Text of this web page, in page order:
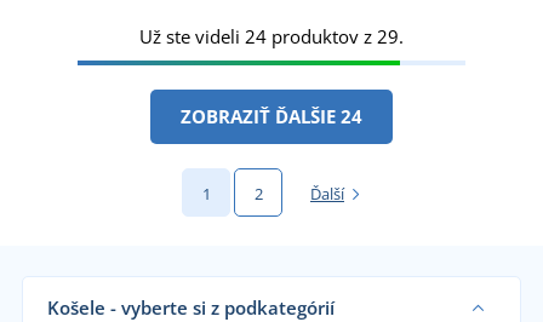
Už ste videli 24 produktov z 29.
ZOBRAZIŤ ĎALŠIE 24
1 2 Ďalší
Košele - vyberte si z podkategórií